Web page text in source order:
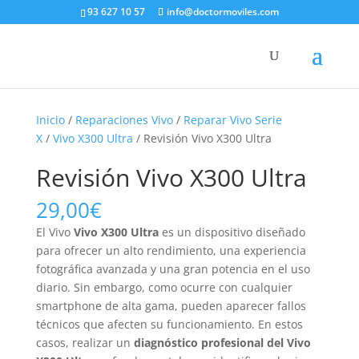
93 627 10 57 info@doctormoviles.com
Inicio/ Reparaciones Vivo/ Reparar Vivo Serie
X/ Vivo X300 Ultra / Revisión Vivo X300 Ultra
Revisión Vivo X300 Ultra
29,00€
El Vivo Vivo X300 Ultraes un dispositivo diseñado
para ofrecer un alto rendimiento, una experiencia
fotográfica avanzada y una gran potencia en el uso
diario. Sin embargo, como ocurre con cualquier
smartphone de alta gama, pueden aparecer fallos
técnicos que afecten su funcionamiento. En estos
casos, realizar un diagnóstico profesional del Vivo